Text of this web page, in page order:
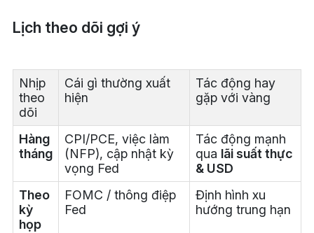
Lịch theo dõi gợi ý
Nhịp
theo
dõi
Cái gì thường xuất
hiện
Tác động hay
gặp với vàng
Hàng
tháng
CPI/PCE, việc làm
(NFP), cập nhật kỳ
vọng Fed
Tác động mạnh
qua lãi suất thực
& USD
Theo
kỳ
họp
FOMC / thông điệp
Fed
Định hình xu
hướng trung hạn